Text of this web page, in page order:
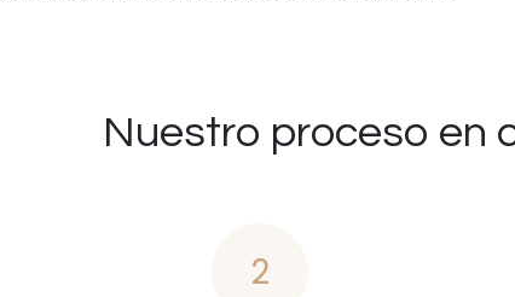
Nuestro proceso en
2